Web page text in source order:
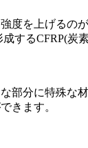
度を上げるの
するCFRP(炭
部分に特殊
きます。